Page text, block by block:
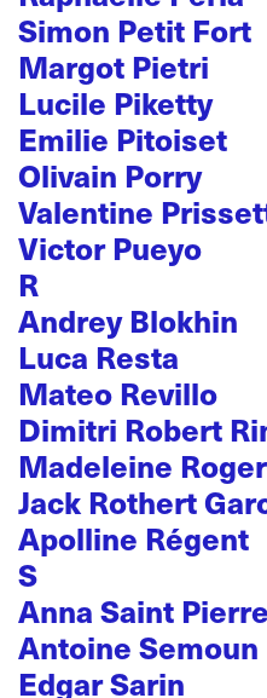
Simon Petit Fort
Margot Pietri
Lucile Piketty
Emilie Pitoiset
Olivain Porry
Valentine
Victor Pueyo
R
Andrey Blokhin
Luca Resta
Mateo Revillo
Dimitri Robert
Madeleine
Jack Rothert
Apolline Régent
S
Anna Saint Pierre
Antoine Semoun
Edgar Sarin